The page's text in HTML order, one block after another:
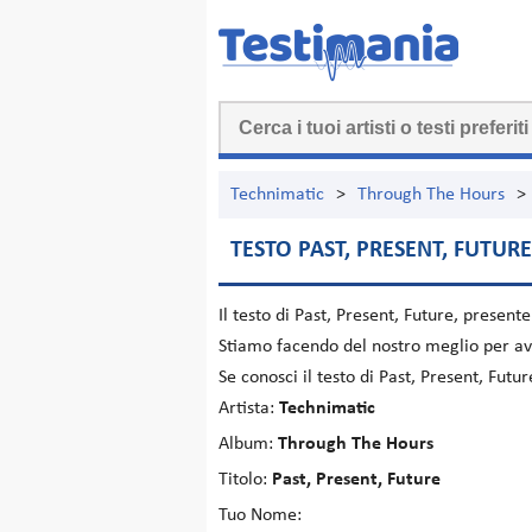
Technimatic > Through The Hours >
TESTO PAST, PRESENT, FUTURE
Il testo di Past, Present, Future,
Stiamo facendo del nostro meglio per
Se conosci il testo di Past, Present,
Artista: Technimatic
Album: Through The Hours
Titolo: Past, Present, Future
Tuo Nome: